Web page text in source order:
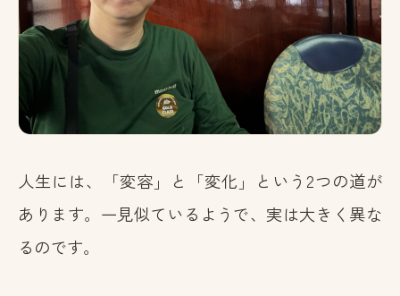
人生には、「変容」と「変化」という2つの道が
あります。一見似ているようで、実は大きく異な
るのです。